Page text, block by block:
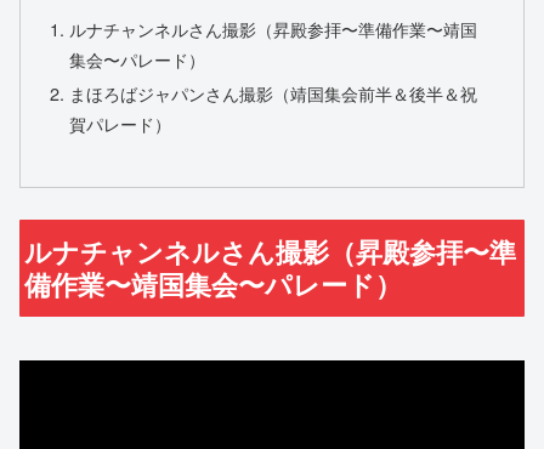
ルナチャンネルさん撮影（昇殿参拝〜準備作業〜靖国
集会〜パレード）
まほろばジャパンさん撮影（靖国集会前半＆後半＆祝
賀パレード）
ルナチャンネルさん撮影（昇殿参拝〜準
備作業〜靖国集会〜パレード）